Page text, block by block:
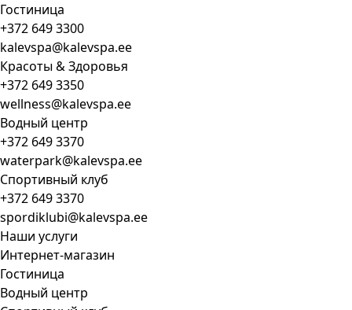
Гостиница
+372 649 3300
kalevspa@kalevspa.ee
Красоты & Здоровья
+372 649 3350
wellness@kalevspa.ee
Водный центр
+372 649 3370
waterpark@kalevspa.ee
Спортивный клуб
+372 649 3370
spordiklubi@kalevspa.ee
Наши услуги
Интернет-магазин
Гостиница
Водный центр